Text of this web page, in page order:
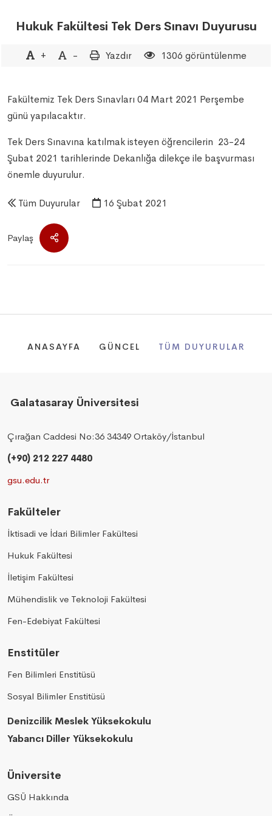
Hukuk Fakültesi Tek Ders Sınavı Duyurusu
+ - Yazdır 1306 görüntülenme
Fakültemiz Tek Ders Sınavları 04 Mart 2021 Perşembe
günü yapılacaktır.
Tek Ders Sınavına katılmak isteyen öğrencilerin 23-24
Şubat 2021 tarihlerinde Dekanlığa dilekçe ile başvurması
önemle duyurulur.
Tüm Duyurular 16 Şubat 2021
Paylaş
ANASAYFA GÜNCEL TÜM DUYURULAR
Galatasaray Üniversitesi
Çırağan Caddesi No:36 34349 Ortaköy/İstanbul
(+90) 212 227 4480
gsu.edu.tr
Fakülteler
İktisadi ve İdari Bilimler Fakültesi
Hukuk Fakültesi
İletişim Fakültesi
Mühendislik ve Teknoloji Fakültesi
Fen-Edebiyat Fakültesi
Enstitüler
Fen Bilimleri Enstitüsü
Sosyal Bilimler Enstitüsü
Denizcilik Meslek Yüksekokulu
Yabancı Diller Yüksekokulu
Üniversite
GSÜ Hakkında